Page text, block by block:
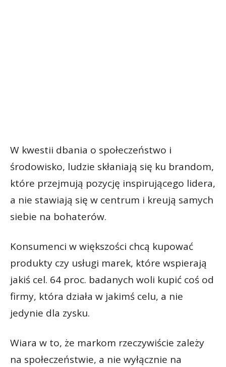
W kwestii dbania o społeczeństwo i
środowisko, ludzie skłaniają się ku brandom,
które przejmują pozycję inspirującego lidera,
a nie stawiają się w centrum i kreują samych
siebie na bohaterów.
Konsumenci w większości chcą kupować
produkty czy usługi marek, które wspierają
jakiś cel. 64 proc. badanych woli kupić coś od
firmy, która działa w jakimś celu, a nie
jedynie dla zysku.
Wiara w to, że markom rzeczywiście zależy
na społeczeństwie, a nie wyłącznie na